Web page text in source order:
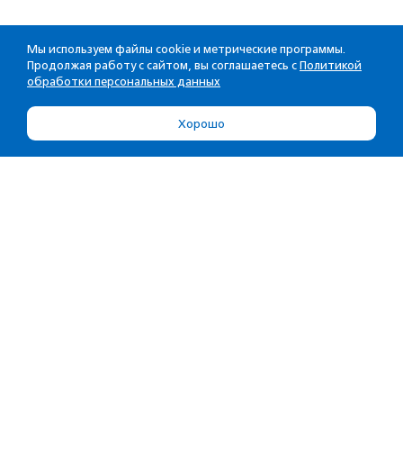
Мы используем файлы cookie и метрические программы.
Продолжая работу с сайтом, вы соглашаетесь с Политикой
обработки персональных данных
Хорошо